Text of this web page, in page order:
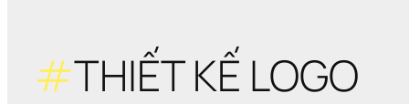
#THIẾT KẾ LOGO